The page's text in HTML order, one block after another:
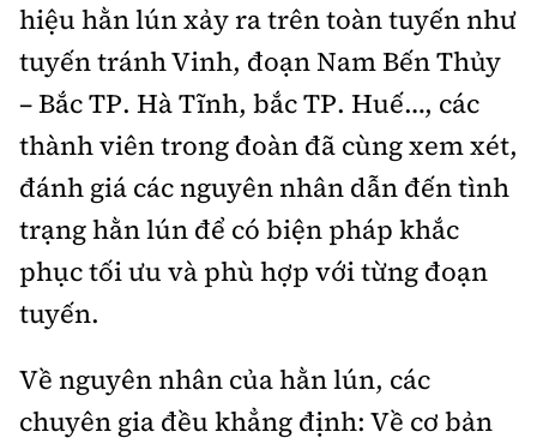
hiệu hằn lún xảy ra trên toàn tuyến như
tuyến tránh Vinh, đoạn Nam Bến Thủy
– Bắc TP. Hà Tĩnh, bắc TP. Huế…, các
thành viên trong đoàn đã cùng xem xét,
đánh giá các nguyên nhân dẫn đến tình
trạng hằn lún để có biện pháp khắc
phục tối ưu và phù hợp với từng đoạn
tuyến.
Về nguyên nhân của hằn lún, các
chuyên gia đều khẳng định: Về cơ bản